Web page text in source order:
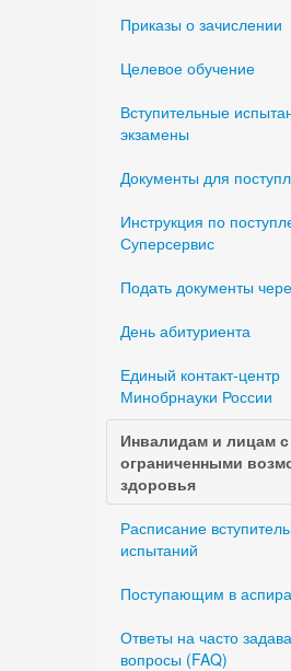
Приказы о зачислении
Целевое обучение
Вступительные
экзамены
Документы для
Инструкция по
Суперсервис
Подать документы
День абитуриента
Единый контакт-центр
Минобрнауки России
Инвалидам и лицам с
ограниченными
здоровья
Расписание
испытаний
Поступающим в
Ответы на часто
вопросы (FAQ)